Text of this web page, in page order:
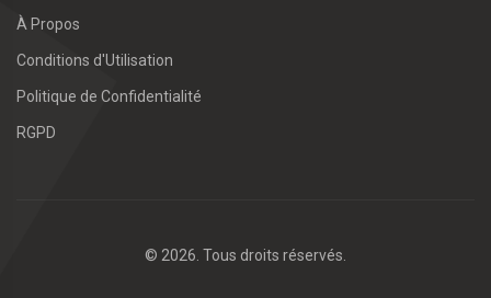
À Propos
Conditions d'Utilisation
Politique de Confidentialité
RGPD
© 2026. Tous droits réservés.